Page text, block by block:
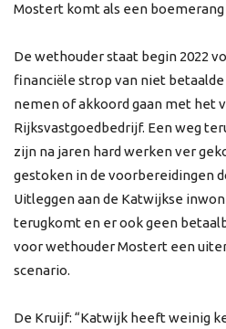
Mostert komt als een boemerang
De wethouder staat begin 2022
financiële strop van niet
nemen of akkoord gaan met het
Rijksvastgoedbedrijf. Een weg
zijn na jaren hard werken ver
gestoken in de voorbereidingen
Uitleggen aan de Katwijkse
terugkomt en er ook geen
voor wethouder Mostert een
scenario.
De Kruijf: “Katwijk heeft weinig